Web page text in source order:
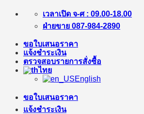
ข้าม
เนื้อหา
เวลาเปิด จ-ศ : 09.00-18.00
ฝ่ายขาย 087-984-2890
ขอใบเสนอราคา
แจ้งชำระเงิน
ตรวจสอบรายการสั่งซื้อ
ไทย
English
ขอใบเสนอราคา
แจ้งชำระเงิน